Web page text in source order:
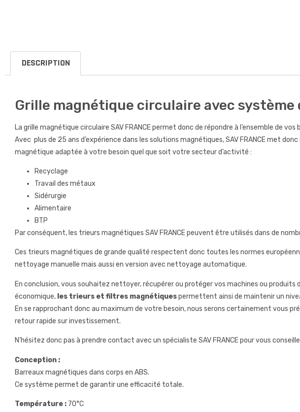
DESCRIPTION
Grille magnétique circulaire avec
La grille magnétique circulaire SAV FRANCE permet donc de répondre à l’ensemble de
Avec plus de 25 ans d’expérience dans les solutions magnétiques, SAV FRANCE met
magnétique adaptée à votre besoin quel que soit votre secteur d’activité :
Recyclage
Travail des métaux
Sidérurgie
Alimentaire
BTP
Par conséquent, les trieurs magnétiques SAV FRANCE peuvent être utilisés dans de
Ces trieurs magnétiques de grande qualité respectent donc toutes les normes
nettoyage manuelle mais aussi en version avec nettoyage automatique.
En conclusion, vous souhaitez nettoyer, récupérer ou protéger vos machines ou produits
économique, les trieurs et filtres magnétiquespermettent ainsi de maintenir un
En se rapprochant donc au maximum de votre besoin, nous serons certainement vous
retour rapide sur investissement.
N’hésitez donc pas à prendre contact avec un spécialiste SAV FRANCE pour vous
Conception :
Barreaux magnétiques dans corps en ABS.
Ce système permet de garantir une efficacité totale.
Température : 70°C